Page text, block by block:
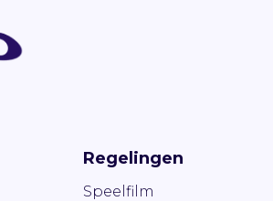
Regelingen
Speelfilm